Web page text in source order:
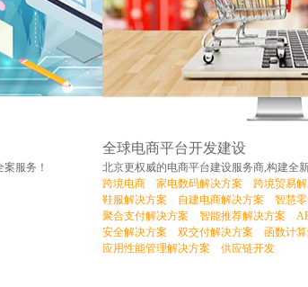
服务！
全球电商平台开发建设
北京更权威的电商平台建设服务商,构建全
跨境电商
家电数码解决方案
跨境贸易
鞋服解决方案
自建电商解决方案
智慧
聚合支付解决方案
智能推荐解决方案
安全解决方案
双交付解决方案
函数计
应用性能管理解决方案
供应链开发